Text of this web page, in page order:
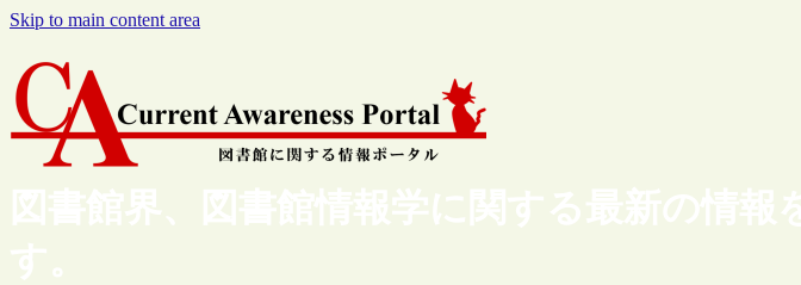
Skip to main content area
図書館界、図書館情報学に関する最新の情
す。